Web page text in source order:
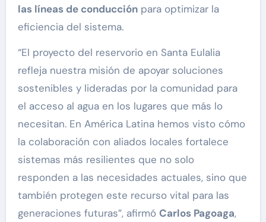
las líneas de conducciónpara optimizar la
eficiencia del sistema.
“El proyecto del reservorio en Santa Eulalia
refleja nuestra misión de apoyar soluciones
sostenibles y lideradas por la comunidad para
el acceso al agua en los lugares que más lo
necesitan. En América Latina hemos visto cómo
la colaboración con aliados locales fortalece
sistemas más resilientes que no solo
responden a las necesidades actuales, sino que
también protegen este recurso vital para las
generaciones futuras”, afirmó Carlos Pagoaga,